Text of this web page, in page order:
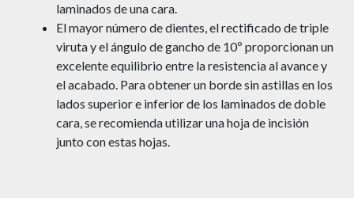
laminados de una cara.
El mayor número de dientes, el rectificado de triple
viruta y el ángulo de gancho de 10º proporcionan un
excelente equilibrio entre la resistencia al avance y
el acabado. Para obtener un borde sin astillas en los
lados superior e inferior de los laminados de doble
cara, se recomienda utilizar una hoja de incisión
junto con estas hojas.